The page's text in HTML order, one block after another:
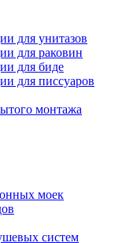
для унитазов
для раковин
для биде
для писсуаров
монтажа
моек
систем